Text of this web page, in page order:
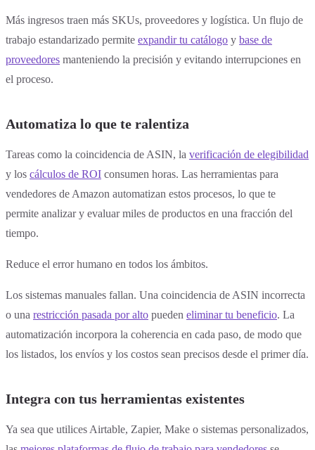
Más ingresos traen más SKUs, proveedores y logística. Un flujo de
trabajo estandarizado permite expandir tu catálogo y base de
proveedores manteniendo la precisión y evitando interrupciones en
el proceso.
Automatiza lo que te ralentiza
Tareas como la coincidencia de ASIN, la verificación de elegibilidad
y los cálculos de ROI consumen horas. Las herramientas para
vendedores de Amazon automatizan estos procesos, lo que te
permite analizar y evaluar miles de productos en una fracción del
tiempo.
Reduce el error humano en todos los ámbitos.
Los sistemas manuales fallan. Una coincidencia de ASIN incorrecta
o una restricción pasada por alto pueden eliminar tu beneficio. La
automatización incorpora la coherencia en cada paso, de modo que
los listados, los envíos y los costos sean precisos desde el primer día.
Integra con tus herramientas existentes
Ya sea que utilices Airtable, Zapier, Make o sistemas personalizados,